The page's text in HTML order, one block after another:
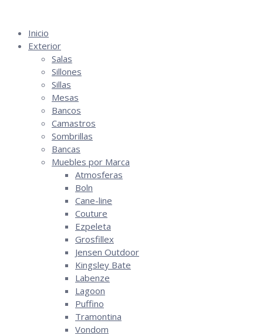
contenido
Inicio
Exterior
Salas
Sillones
Sillas
Mesas
Bancos
Camastros
Sombrillas
Bancas
Muebles por Marca
Atmosferas
Boln
Cane-line
Couture
Ezpeleta
Grosfillex
Jensen Outdoor
Kingsley Bate
Labenze
Lagoon
Puffino
Tramontina
Vondom